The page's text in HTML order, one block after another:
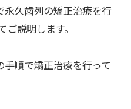
久歯列の矯正治療を行
説明します。
順で矯正治療を行って